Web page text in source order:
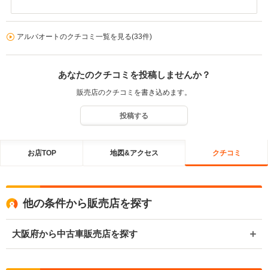
今後も末永いお付き合いをいただければ幸いです。 ご購入ありがと
アルバオートのクチコミ一覧を見る(33件)
あなたのクチコミを投稿しませんか？
販売店のクチコミを書き込めます。
投稿する
お店TOP 地図&アクセス クチコミ
他の条件から販売店を探す
大阪府から中古車販売店を探す